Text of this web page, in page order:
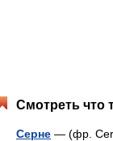
Смотреть что
Серне — (фр.